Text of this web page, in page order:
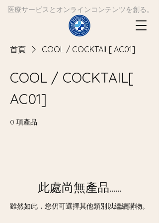
​医療サービスとオンラインコンテンツを創る。
首頁 COOL / COCKTAIL[ AC01]
COOL / COCKTAIL[
AC01]
0 項產品
此處尚無產品......
雖然如此，您仍可選擇其他類別以繼續購物。